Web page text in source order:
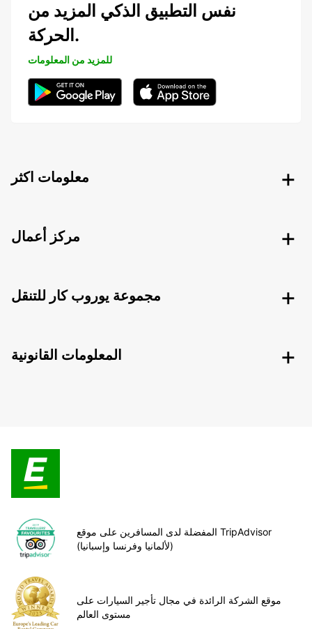
نفس التطبيق الذكي المزيد من
الحركة.
للمزيد من المعلومات
معلومات اكثر
مركز أعمال
مجموعة يوروب كار للتنقل
المعلومات القانونية
المفضلة لدى المسافرين على موقع TripAdvisor
(لألمانيا وفرنسا وإسبانيا)
موقع الشركة الرائدة في مجال تأجير السيارات على
مستوى العالم